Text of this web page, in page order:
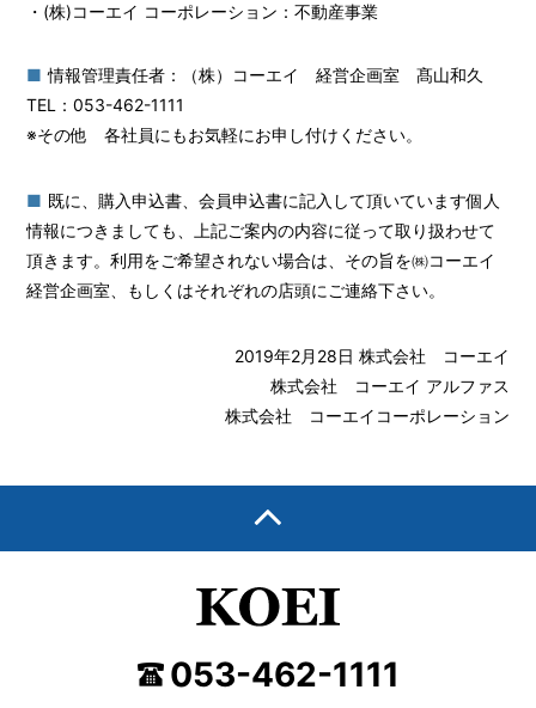
・(株)コーエイ コーポレーション：不動産事業
情報管理責任者：（株）コーエイ 経営企画室 髙山和久
TEL：053-462-1111
※その他 各社員にもお気軽にお申し付けください。
既に、購入申込書、会員申込書に記入して頂いています個人
情報につきましても、上記ご案内の内容に従って取り扱わせて
頂きます。利用をご希望されない場合は、その旨を㈱コーエイ
経営企画室、もしくはそれぞれの店頭にご連絡下さい。
2019年2月28日 株式会社 コーエイ
株式会社 コーエイ アルファス
株式会社 コーエイコーポレーション
053-462-1111